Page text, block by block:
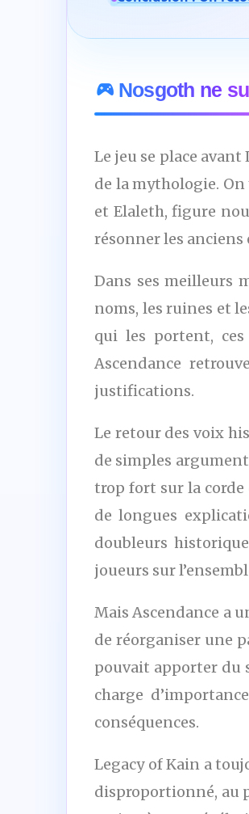
Nosgoth ne
Le jeu se place
de la mythologie.
et Elaleth, figure
résonner les anciens
Dans ses meilleurs
noms, les ruines et
qui les portent,
Ascendance
justifications.
Le retour des voix
de simples
trop fort sur la corde
de longues
doubleurs
joueurs sur
Mais Ascendance a
de réorganiser une
pouvait apporter du
charge
conséquences.
Legacy of Kain a
disproportionné, au